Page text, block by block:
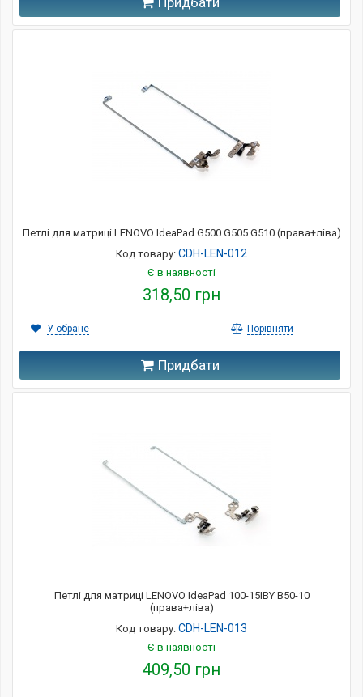
Петлі для матриці LENOVO IdeaPad G500 G505 G510 (права+ліва)
Код товару: CDH-LEN-012
Є в наявності
318,50 грн
Придбати
У обране Порівняти
Петлі для матриці LENOVO IdeaPad 100-15IBY B50-10
(права+ліва)
Код товару: CDH-LEN-013
Є в наявності
409,50 грн